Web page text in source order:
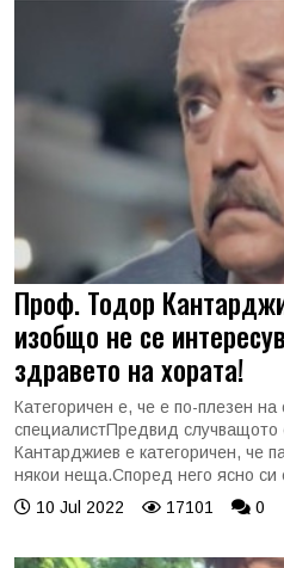
Проф. Тодор
изобщо не се
здравето на хората!
Категоричен е, че е по-плезен на
специалистПредвид
Кантарджиев е категоричен, че
някои неща.Според него ясно си
10 Jul 2022
17101 0